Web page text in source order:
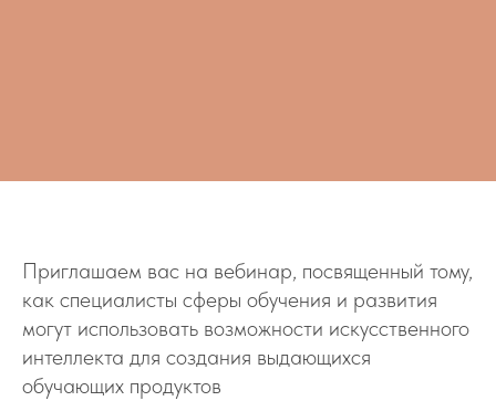
Приглашаем вас на вебинар, посвященный тому,
как специалисты сферы обучения и развития
могут использовать возможности искусственного
интеллекта для создания выдающихся
обучающих продуктов